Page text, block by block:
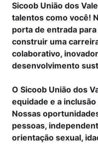
Sicoob União dos
talentos como você!
porta de entrada
construir uma
colaborativo,
desenvolvimento
O Sicoob União dos
equidade e a
Nossas
pessoas,
orientação sexual,